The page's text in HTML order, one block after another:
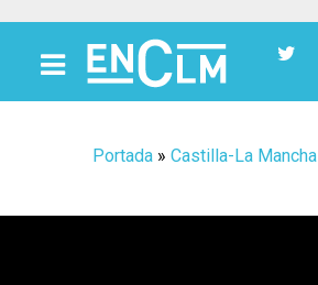
Portada » Castilla-La Mancha